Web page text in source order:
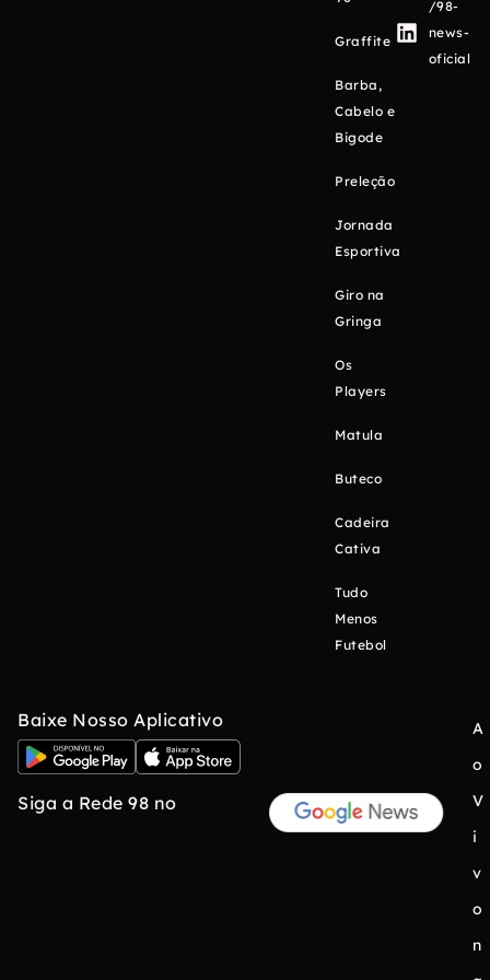
Graffite
Barba,
Cabelo e
Bigode
Preleção
Jornada
Esportiva
Giro na
Gringa
Os
Players
Matula
Buteco
Cadeira
Cativa
Tudo
Menos
Futebol
/98-
news-
oficial
Baixe Nosso Aplicativo
Siga a Rede 98 no
A
o
V
i
v
o
n